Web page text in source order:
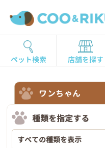
ペット検索 店舗を探す
ワンちゃん
種類を指定する